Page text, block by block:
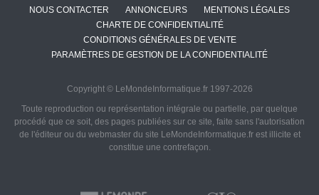
NOUS CONTACTER ANNONCEURS
MENTIONS LÉGALES
CHARTE DE CONFIDENTIALITÉ
CONDITIONS GÉNÉRALES DE VENTE
PARAMÈTRES DE GESTION DE LA CONFIDENTIALITÉ
Copyright © LeMondeInformatique.fr 1997-2026
Toute reproduction ou représentation intégrale ou partielle, par quelque
procédé que ce soit, des pages publiées sur ce site, faite sans l'autorisation
de l'éditeur ou du webmaster du site LeMondeInformatique.fr est illicite et
constitue une contrefaçon.